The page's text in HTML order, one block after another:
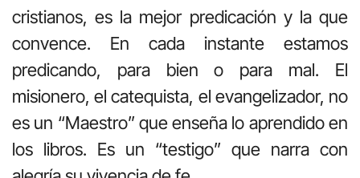
cristianos, es la mejor predicación y la que
convence. En cada instante estamos
predicando, para bien o para mal. El
misionero, el catequista, el evangelizador, no
es un “Maestro” que enseña lo aprendido en
los libros. Es un “testigo” que narra con